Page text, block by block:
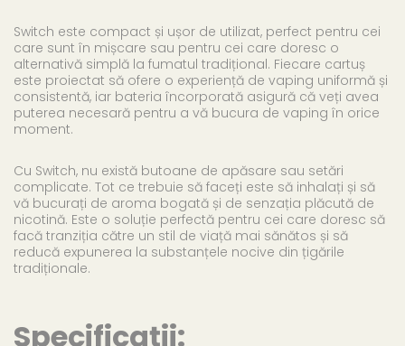
Switch este compact și ușor de utilizat, perfect pentru cei
care sunt în mișcare sau pentru cei care doresc o
alternativă simplă la fumatul tradițional. Fiecare cartuș
este proiectat să ofere o experiență de vaping uniformă și
consistentă, iar bateria încorporată asigură că veți avea
puterea necesară pentru a vă bucura de vaping în orice
moment.
Cu Switch, nu există butoane de apăsare sau setări
complicate. Tot ce trebuie să faceți este să inhalați și să
vă bucurați de aroma bogată și de senzația plăcută de
nicotină. Este o soluție perfectă pentru cei care doresc să
facă tranziția către un stil de viață mai sănătos și să
reducă expunerea la substanțele nocive din țigările
tradiționale.
Specificații: